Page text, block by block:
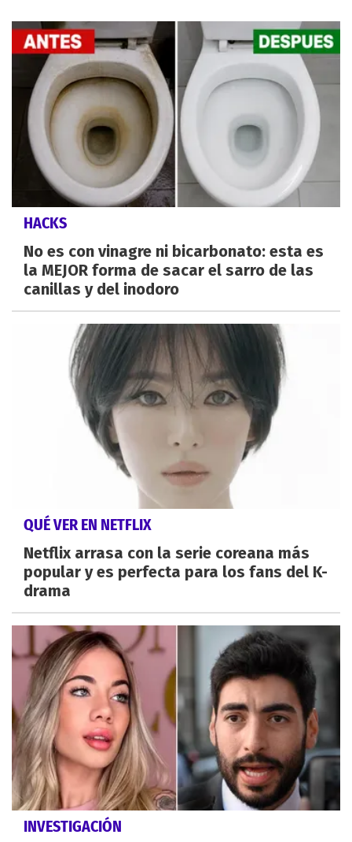
HACKS
No es con vinagre ni bicarbonato: esta es
la MEJOR forma de sacar el sarro de las
canillas y del inodoro
QUÉ VER EN NETFLIX
Netflix arrasa con la serie coreana más
popular y es perfecta para los fans del K-
drama
INVESTIGACIÓN